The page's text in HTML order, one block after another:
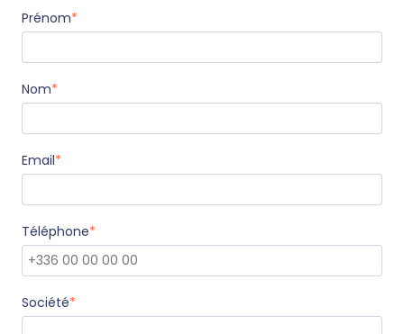
Prénom*
Nom*
Email*
Téléphone*
Société*